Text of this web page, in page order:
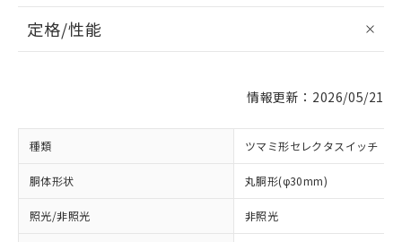
定格/性能
情報更新：2026/05/21
種類 ツマミ形セレクタスイッチ
胴体形状 丸胴形(φ30mm)
照光/非照光 非照光